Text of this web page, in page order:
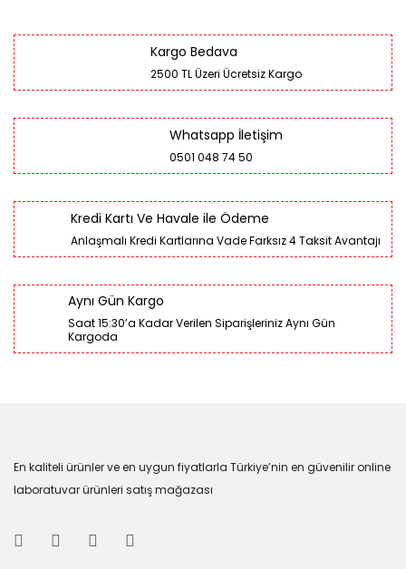
Kargo Bedava
2500 TL Üzeri Ücretsiz Kargo
Whatsapp İletişim
0501 048 74 50
Kredi Kartı Ve Havale ile Ödeme
Anlaşmalı Kredi Kartlarına Vade Farksız 4 Taksit Avantajı
Aynı Gün Kargo
Saat 15:30’a Kadar Verilen Siparişleriniz Aynı Gün
Kargoda
En kaliteli ürünler ve en uygun fiyatlarla Türkiye’nin en güvenilir online
laboratuvar ürünleri satış mağazası